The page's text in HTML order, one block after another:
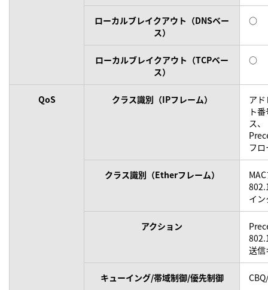
ローカルブレイクアウト（DNSベー
ス）
○
ローカルブレイクアウト（TCPベー
ス）
○
QoS クラス識別（IPフレーム）
ア
ト
ス、
フ
クラス識別（Etherフレーム）
イ
アクション
送信
キューイング/帯域制御/優先制御